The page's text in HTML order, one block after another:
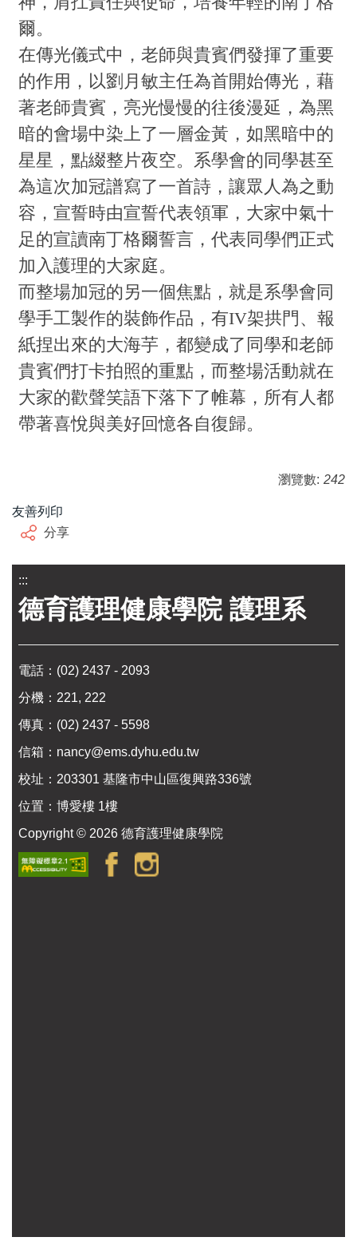
爾。
在傳光儀式中，老師與貴賓們發揮了重要
的作用，以劉月敏主任為首開始傳光，藉
著老師貴賓，亮光慢慢的往後漫延，為黑
暗的會場中染上了一層金黃，如黑暗中的
星星，點綴整片夜空。系學會的同學甚至
為這次加冠譜寫了一首詩，讓眾人為之動
容，宣誓時由宣誓代表領軍，大家中氣十
足的宣讀南丁格爾誓言，代表同學們正式
加入護理的大家庭。
而整場加冠的另一個焦點，就是系學會同
學手工製作的裝飾作品，有IV架拱門、報
紙捏出來的大海芋，都變成了同學和老師
貴賓們打卡拍照的重點，而整場活動就在
大家的歡聲笑語下落下了帷幕，所有人都
帶著喜悅與美好回憶各自復歸。
瀏覽數: 242
友善列印
分享
:::
德育護理健康學院 護理系
電話： (02) 2437 - 2093
分機：221, 222
傳真：(02) 2437 - 5598
信箱： nancy@ems.dyhu.edu.tw
校址： 203301 基隆市中山區復興路336號
位置：博愛樓 1樓
Copyright © 2026 德育護理健康學院